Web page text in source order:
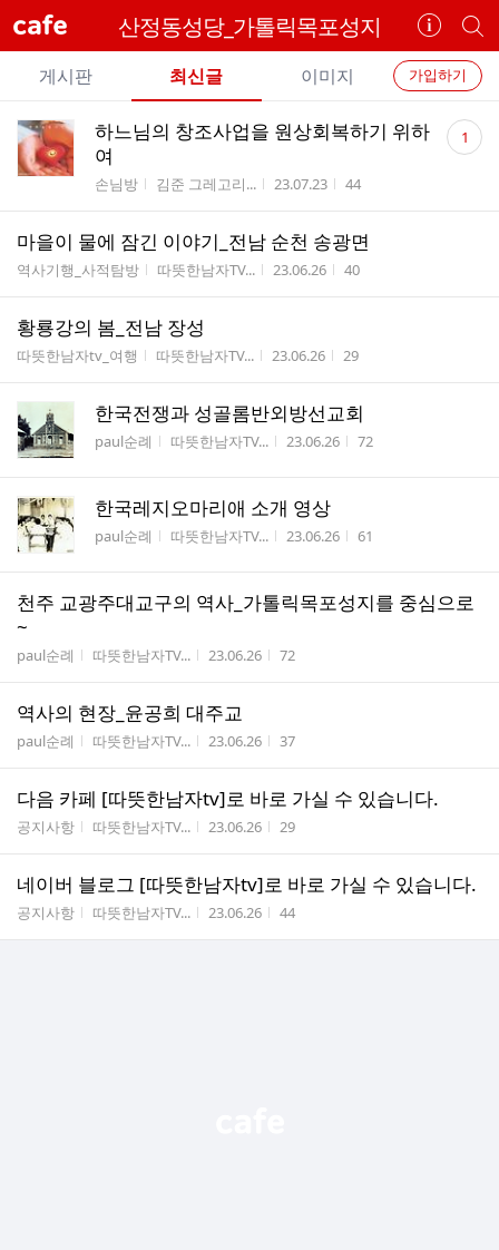
cafe 산정동성당_가톨릭목포성지
카
페
정
보
기
개
별
카
페
검
색
카
페
메
뉴
가입하기
게시판 최신글 이미지
전
체
글
하느님의 창조사업을 원상회복하기 위하
여
게시판명
손님방 작성자
김준 그레고리... 작성시간
23.07.23 조회수
44
댓
글 1
마을이 물에 잠긴 이야기_전남 순천 송광면
게시판명
역사기행_사적탐방 작성자
따뜻한남자TV... 작성시간
23.06.26 조회수
40
황룡강의 봄_전남 장성
게시판명
따뜻한남자tv_여행 작성자
따뜻한남자TV... 작성시간
23.06.26 조회수
29
한국전쟁과 성골롬반외방선교회
게시판명
paul순례 작성자
따뜻한남자TV... 작성시간
23.06.26 조회수
72
한국레지오마리애 소개 영상
게시판명
paul순례 작성자
따뜻한남자TV... 작성시간
23.06.26 조회수
61
천주 교광주대교구의 역사_가톨릭목포성지를 중심으로
~
게시판명
paul순례 작성자
따뜻한남자TV... 작성시간
23.06.26 조회수
72
역사의 현장_윤공희 대주교
게시판명
paul순례 작성자
따뜻한남자TV... 작성시간
23.06.26 조회수
37
다음 카페 [따뜻한남자tv]로 바로 가실 수 있습니다.
게시판명
공지사항 작성자
따뜻한남자TV... 작성시간
23.06.26 조회수
29
네이버 블로그 [따뜻한남자tv]로 바로 가실 수 있습니다.
게시판명
공지사항 작성자
따뜻한남자TV... 작성시간
23.06.26 조회수
44